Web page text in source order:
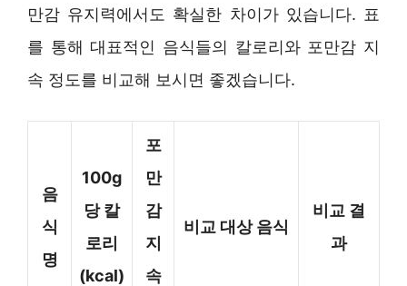
만감 유지력에서도 확실한 차이가 있습니다. 표
를 통해 대표적인 음식들의 칼로리와 포만감 지
속 정도를 비교해 보시면 좋겠습니다.
음
식
명
100g
당 칼
로리
(kcal)
포
만
감
지
속
비교 대상 음식
비교 결
과